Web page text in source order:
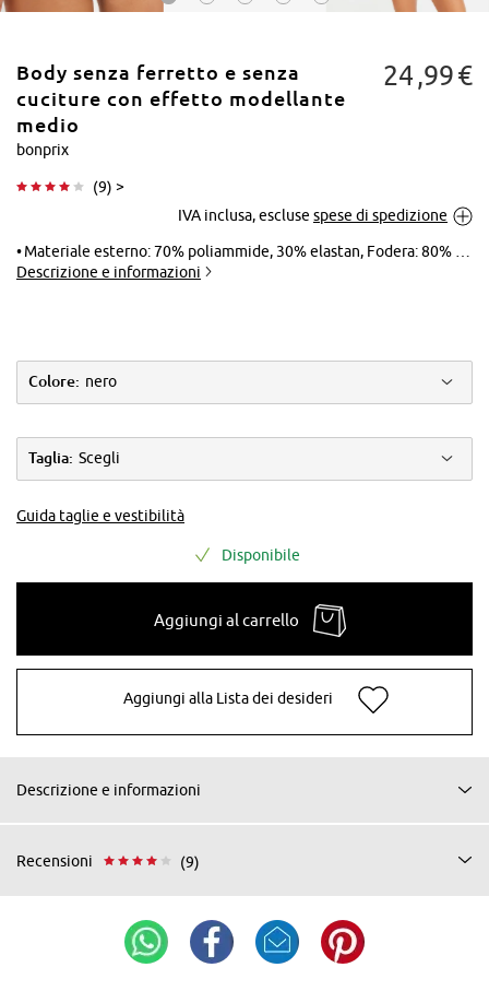
Body senza ferretto e senza
cuciture con effetto modellante
medio
bonprix
(9) >
24 99€
IVA inclusa, escluse spese di spedizione
Materiale esterno: 70% poliammide, 30% elastan, Fodera: 80% poliammide, 20% elastan
Descrizione e informazioni
Colore: nero
Taglia: Scegli
Guida taglie e vestibilità
Disponibile
Aggiungi al carrello
Aggiungi alla Lista dei desideri
Descrizione e informazioni
Recensioni (9)